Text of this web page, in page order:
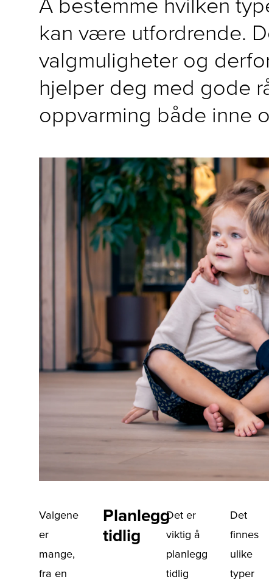
Å bestemme hvilken
kan være utfordrende.
valgmuligheter og
hjelper deg med gode
oppvarming både inne
Valgene
er
mange,
fra en
Planlegg
tidlig
Det er
viktig å
planlegg
tidlig
Det
finnes
ulike
typer